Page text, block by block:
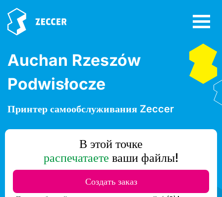
Auchan Rzeszów
Podwisłocze
Принтер самообслуживания Zeccer
В этой точке
распечатаете ваши файлы!
Создать заказ